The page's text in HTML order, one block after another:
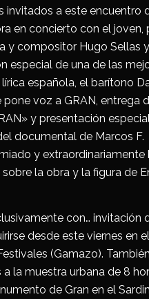
invitados a este encuentro
en concierto con el joven,
y compositor Hugo Sellas
especial de una de las
española, el barítono
pone voz a GRAN, entrega
y presentación
documental de Marcos F.
y extraordinariamente
la obra y la figura de
con… invitación
desde este viernes en el
(Gamazo). También
la muestra urbana de 8
de Gran en el